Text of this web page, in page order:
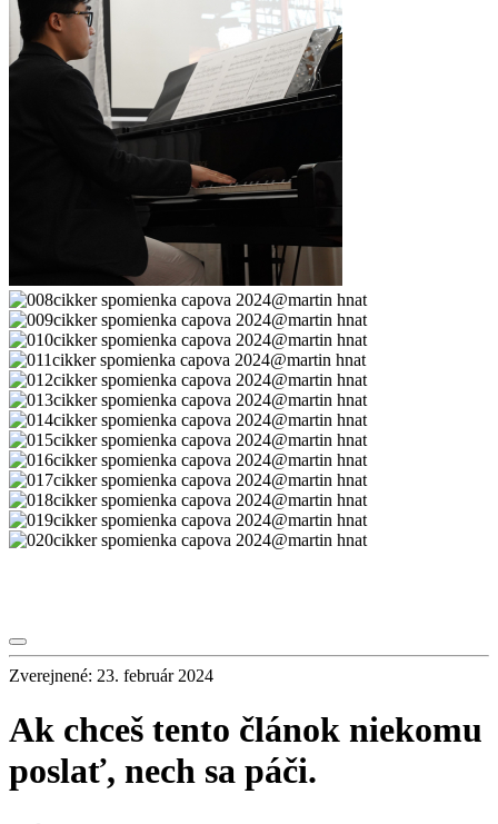
Zverejnené: 23. február 2024
Ak chceš tento článok niekomu
poslať, nech sa páči.